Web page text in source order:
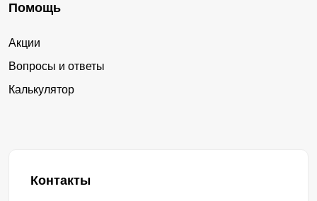
Помощь
Акции
Вопросы и ответы
Калькулятор
Контакты